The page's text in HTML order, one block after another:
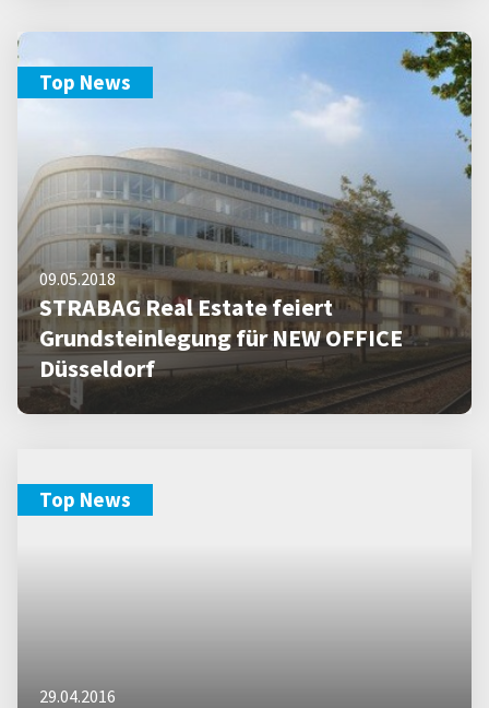
Top News
09.05.2018
STRABAG Real Estate feiert
Grundsteinlegung für NEW OFFICE
Düsseldorf
Top News
29.04.2016